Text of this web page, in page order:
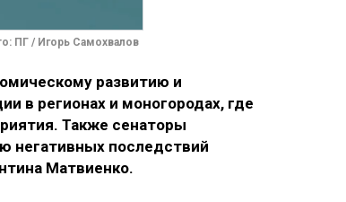
ПГ / Игорь Самохвалов
развитию и
в регионах и моногородах, где
Также сенаторы
негативных последствий
Матвиенко.